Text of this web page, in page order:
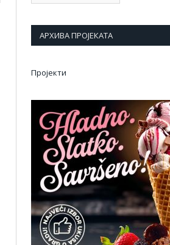
АРХИВА ПРОЈЕКАТА
Пројекти